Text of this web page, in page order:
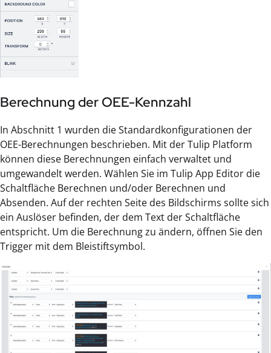
Berechnung der OEE-Kennzahl
In Abschnitt 1 wurden die Standardkonfigurationen der
OEE-Berechnungen beschrieben. Mit der Tulip Platform
können diese Berechnungen einfach verwaltet und
umgewandelt werden. Wählen Sie im Tulip App Editor die
Schaltfläche Berechnen und/oder Berechnen und
Absenden. Auf der rechten Seite des Bildschirms sollte sich
ein Auslöser befinden, der dem Text der Schaltfläche
entspricht. Um die Berechnung zu ändern, öffnen Sie den
Trigger mit dem Bleistiftsymbol.